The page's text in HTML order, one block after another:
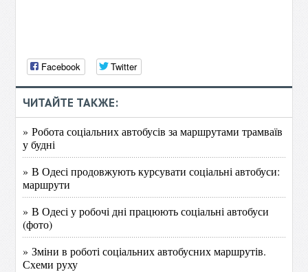
Facebook Twitter
ЧИТАЙТЕ ТАКЖЕ:
» Робота соціальних автобусів за маршрутами трамваїв
у будні
» В Одесі продовжують курсувати соціальні автобуси:
маршрути
» В Одесі у робочі дні працюють соціальні автобуси
(фото)
» Зміни в роботі соціальних автобусних маршрутів.
Схеми руху